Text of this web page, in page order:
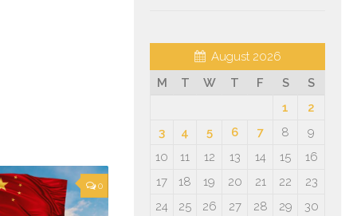
0
August 2026
M
T W T F S
S
1
2
3
4 5 6 7 8
9
10
11 12 13 14 15
16
17
18 19 20 21 22
23
24
25 26 27 28 29
30